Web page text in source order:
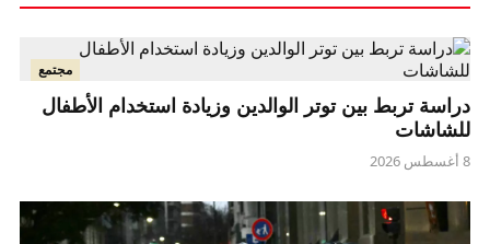
مجتمع
دراسة تربط بين توتر الوالدين وزيادة استخدام الأطفال
للشاشات
8 أغسطس 2026